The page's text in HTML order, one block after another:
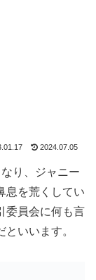
2024.07.05
り、ジャニー
息を荒くしてい
委員会に何も言
いいます。